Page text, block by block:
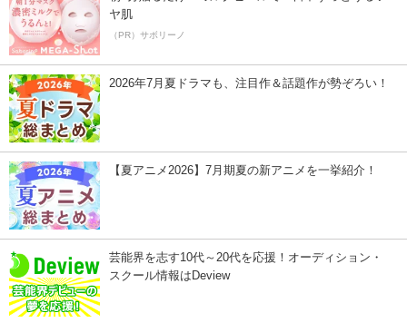
ヤ肌
（PR）サボリーノ
2026年7月夏ドラマも、注目作＆話題作が勢ぞろい！
【夏アニメ2026】7月期夏の新アニメを一挙紹介！
芸能界を志す10代～20代を応援！オーディション・
スクール情報はDeview